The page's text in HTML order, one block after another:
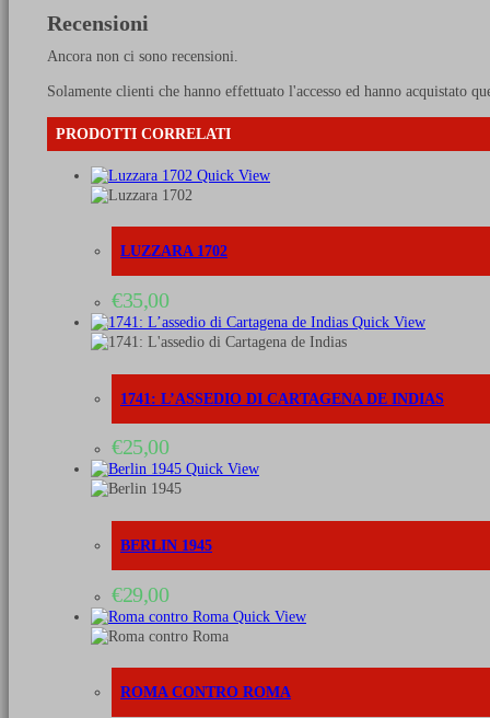
Milano
37
quantità
Recensioni
Ancora non ci sono recensioni.
Solamente clienti che hanno effettuato l'accesso ed hanno acquistato
PRODOTTI CORRELATI
Quick View
LUZZARA 1702
€35,00
Quick View
1741: L’ASSEDIO DI CARTAGENA DE INDIAS
€25,00
Quick View
BERLIN 1945
€29,00
Quick View
ROMA CONTRO ROMA